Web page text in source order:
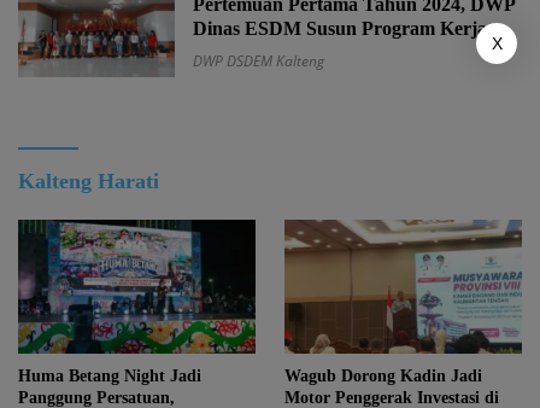
Pertemuan Pertama Tahun 2024, DWP
Dinas ESDM Susun Program Kerja
DWP DSDEM Kalteng
Kalteng Harati
Huma Betang Night Jadi
Panggung Persatuan,
Wagub Dorong Kadin Jadi
Motor Penggerak Investasi di
X